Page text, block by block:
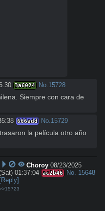
3a6024 No. 15728
Siempre con cara de
666add No. 15729
la película otro año
Choroy 08/23/2025
01:37:04 ac2b46 No. 15648
[Reply]